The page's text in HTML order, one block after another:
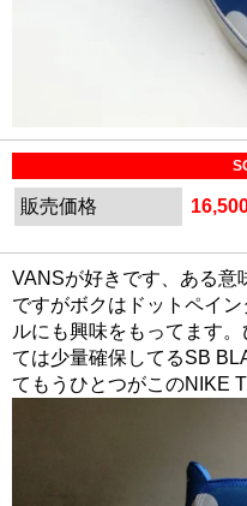
販売価格
VANSが好きです、ある意
ですがボクはドットペイ
ルにも興味をもってます
ては少量確保してるSB
てもうひとつがこのNIKE